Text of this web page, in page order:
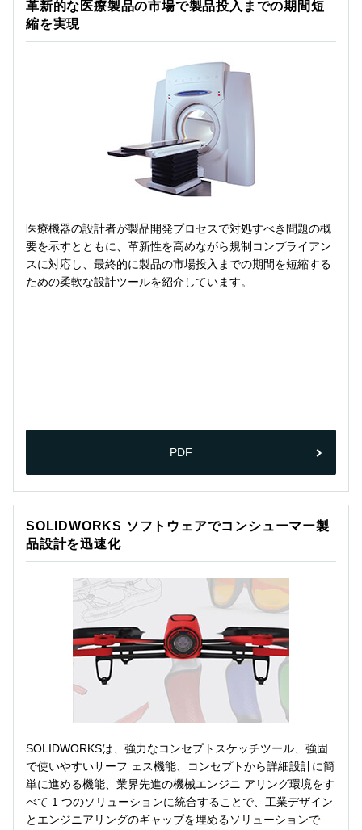
革新的な医療製品の市場で製品投入までの期間短
縮を実現
医療機器の設計者が製品開発プロセスで対処すべき問題の概
要を示すとともに、革新性を高めながら規制コンプライアン
スに対応し、最終的に製品の市場投入までの期間を短縮する
ための柔軟な設計ツールを紹介しています。
PDF
SOLIDWORKS ソフトウェアでコンシューマー製
品設計を迅速化
SOLIDWORKSは、強力なコンセプトスケッチツール、強固
で使いやすいサーフ ェス機能、コンセプトから詳細設計に簡
単に進める機能、業界先進の機械エンジニ アリング環境をす
べて 1 つのソリューションに統合することで、工業デザイン
とエンジニアリングのギャップを埋めるソリューションで